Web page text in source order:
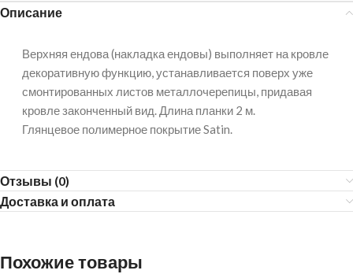
Описание
Верхняя ендова (накладка ендовы) выполняет на кровле
декоративную функцию, устанавливается поверх уже
смонтированных листов металлочерепицы, придавая
кровле законченный вид. Длина планки 2 м.
Глянцевое полимерное покрытие Satin.
Отзывы (0)
Доставка и оплата
Похожие товары